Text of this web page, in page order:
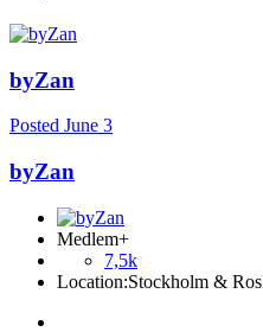
byZan
Posted June 3
byZan
Medlem+
7,5k
Location:Stockholm &